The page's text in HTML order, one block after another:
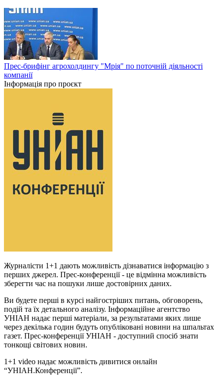
Прес-брифінг агрохолдингу "Мрія" по поточній діяльності
компанії
Інформація про проєкт
Журналісти 1+1 дають можливість дізнаватися інформацію з
перших джерел. Прес-конференції - це відмінна можливість
зберегти час на пошуки лише достовірних даних.
Ви будете перші в курсі найгостріших питань, обговорень,
подій та їх детального аналізу. Інформаційне агентство
УНІАН надає перші матеріали, за результатами яких лише
через декілька годин будуть опубліковані новини на шпальтах
газет. Прес-конференції УНІАН - доступний спосіб знати
тонкощі світових новин.
1+1 video надає можливість дивитися онлайн
“УНІАН.Конференції”.